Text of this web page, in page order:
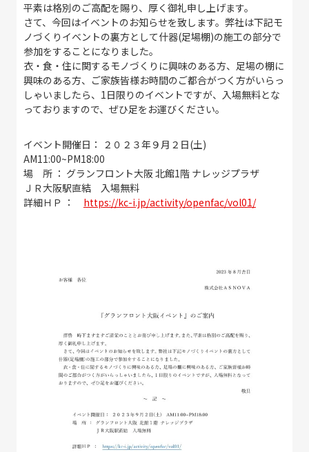
平素は格別のご高配を賜り、厚く御礼申し上げます。
さて、今回はイベントのお知らせを致します。弊社は下記モ
ノづくりイベントの裏方として什器(足場棚)の施工の部分で
参加をすることになりました。
衣・食・住に関するモノづくりに興味のある方、足場の棚に
興味のある方、ご家族皆様お時間のご都合がつく方がいらっ
しゃいましたら、1日限りのイベントですが、入場無料とな
っておりますので、ぜひ足をお運びください。
イベント開催日： ２０２３年９月２日(土)
AM11:00~PM18:00
場 所 ： グランフロント大阪 北館1階 ナレッジプラザ
ＪＲ大阪駅直結 入場無料
詳細ＨＰ ： https://kc-i.jp/activity/openfac/vol01/